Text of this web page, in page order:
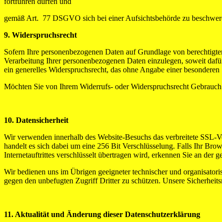
gemäß Art. 77 DSGVO sich bei einer Aufsichtsbehörde zu
9. Widerspruchsrecht
Sofern Ihre personenbezogenen Daten auf Grundlage von
Verarbeitung Ihrer personenbezogenen Daten einzulegen, soweit
ein generelles Widerspruchsrecht, das ohne Angabe einer
Möchten Sie von Ihrem Widerrufs- oder Widerspruchsrecht
10. Datensicherheit
Wir verwenden innerhalb des Website-Besuchs das verbreitete
handelt es sich dabei um eine 256 Bit Verschlüsselung. Falls Ihr
Internetauftrittes verschlüsselt übertragen wird, erkennen Sie an der
Wir bedienen uns im Übrigen geeigneter technischer und
gegen den unbefugten Zugriff Dritter zu schützen. Unsere
11. Aktualität und Änderung dieser Datenschutzerklärung